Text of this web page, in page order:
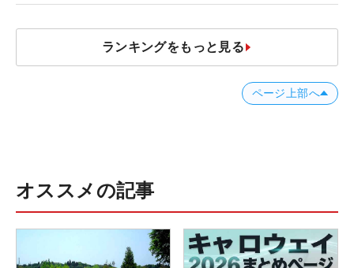
ランキングをもっと見る
ページ上部へ
オススメの記事